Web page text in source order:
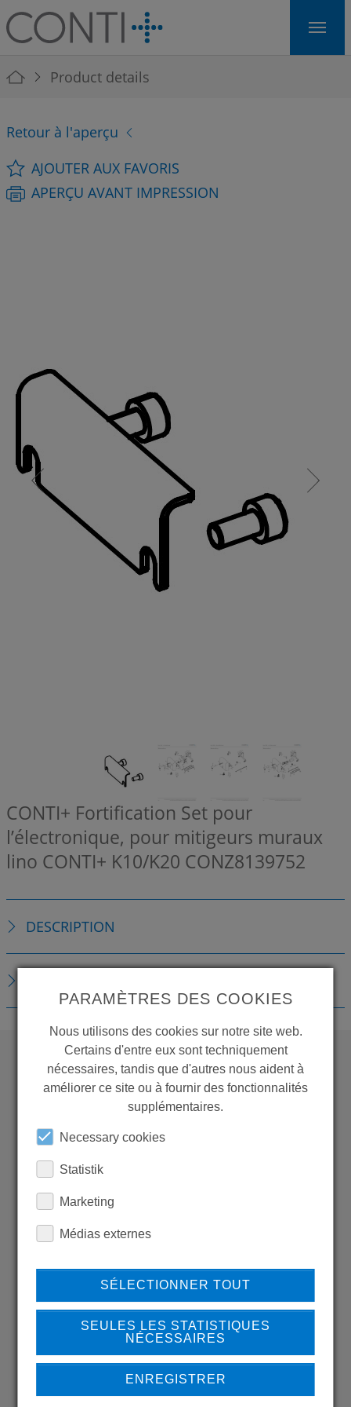
Skip to main navigation
Skip to main content
Skip to page footer
You are here:
Product details
Retour à l'aperçu
AJOUTER AUX FAVORIS
APERÇU AVANT IMPRESSION
CONTI+ Fortification Set pour
l’électronique, pour mitigeurs muraux
lino CONTI+ K10/K20 CONZ8139752
DESCRIPTION
WANT TO SEE
MORE PRODUCTS?
LEARN MORE ABOUT
OUR REFERENCES
PARAMÈTRES DES COOKIES
Nous utilisons des cookies sur notre site web.
Certains d'entre eux sont techniquement
nécessaires, tandis que d'autres nous aident à
améliorer ce site ou à fournir des fonctionnalités
supplémentaires.
Necessary cookies
Statistik
Marketing
Médias externes
SÉLECTIONNER TOUT
SEULES LES STATISTIQUES
NÉCESSAIRES
ENREGISTRER